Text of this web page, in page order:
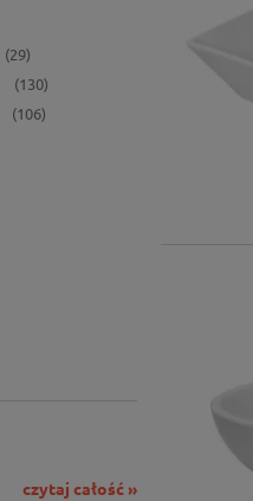
(29)
(130)
(106)
czytaj całość »